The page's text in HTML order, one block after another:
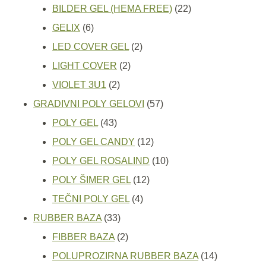
proizvoda
BILDER GEL (HEMA FREE) 2222
GELIX 66
proizvoda
LED COVER GEL 22
LIGHT COVER 22
VIOLET 3U1 22
proizvoda
GRADIVNI POLY GELOVI 5757
POLY GEL 4343
proizvoda
POLY GEL CANDY 1212
proizvoda
POLY GEL ROSALIND 1010
POLY ŠIMER GEL 1212
TEČNI POLY GEL 44
RUBBER BAZA 3333
proizvoda
FIBBER BAZA 22
proizvoda
POLUPROZIRNA RUBBER BAZA 1414